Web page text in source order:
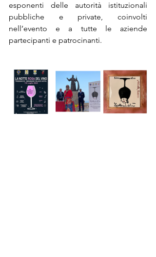
esponenti delle autorità istituzionali
pubbliche e private, coinvolti
nell’evento e a tutte le aziende
partecipanti e patrocinanti.